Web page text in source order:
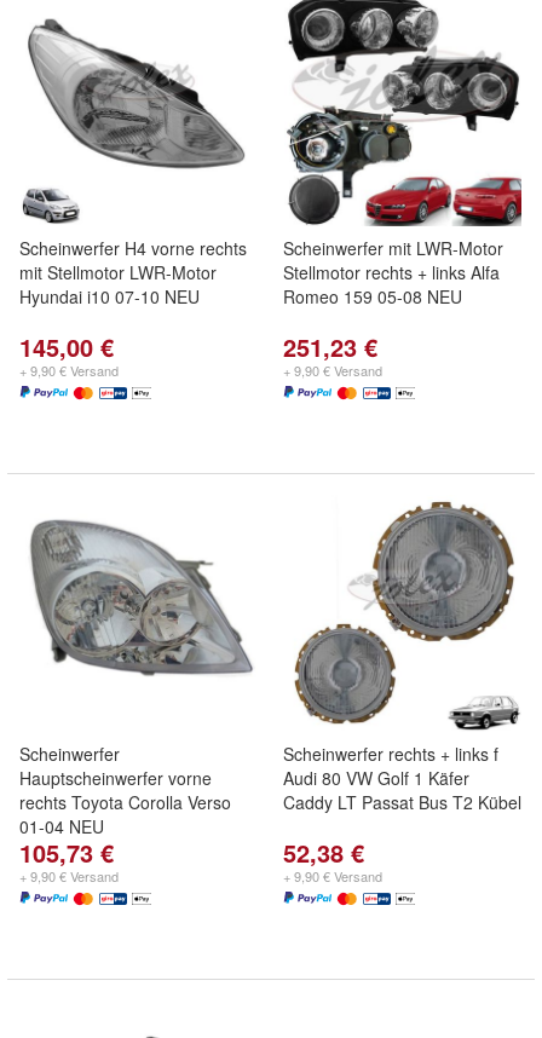
Scheinwerfer H4 vorne rechts
mit Stellmotor LWR-Motor
Hyundai i10 07-10 NEU
145,00 €
+ 9,90 € Versand
Scheinwerfer mit LWR-Motor
Stellmotor rechts + links Alfa
Romeo 159 05-08 NEU
251,23 €
+ 9,90 € Versand
Scheinwerfer
Hauptscheinwerfer vorne
rechts Toyota Corolla Verso
01-04 NEU
105,73 €
+ 9,90 € Versand
Scheinwerfer rechts + links f
Audi 80 VW Golf 1 Käfer
Caddy LT Passat Bus T2 Kübel
52,38 €
+ 9,90 € Versand